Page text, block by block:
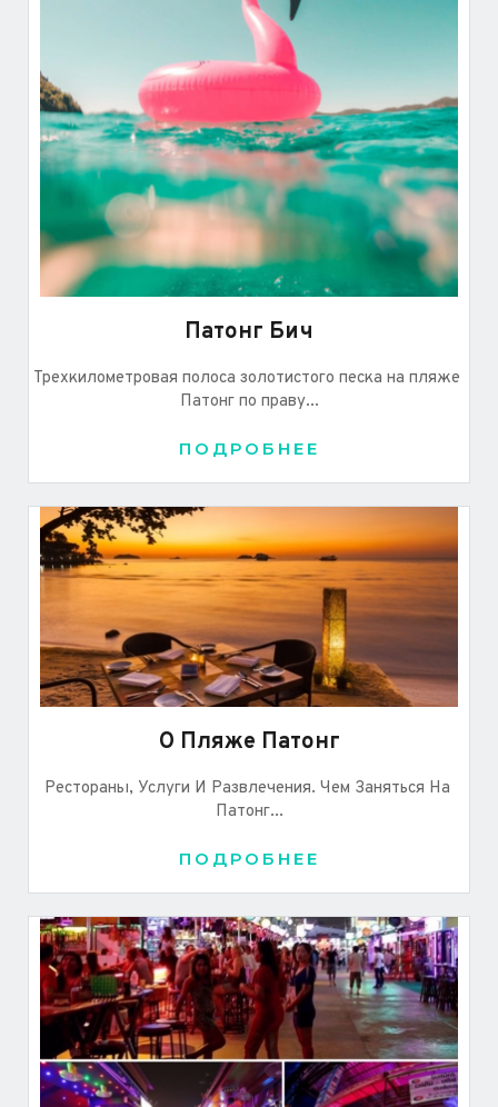
Патонг Бич
Трехкилометровая полоса золотистого песка на пляже
Патонг по праву...
ПОДРОБНЕЕ
О Пляже Патонг
Рестораны, Услуги И Развлечения. Чем Заняться На
Патонг...
ПОДРОБНЕЕ